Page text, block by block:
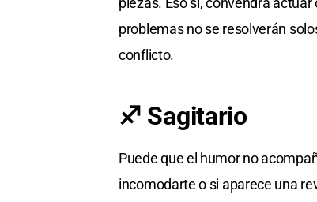
problemas no se resolverán
conflicto.
♐ Sagitario
Puede que el humor no
incomodarte o si aparece una